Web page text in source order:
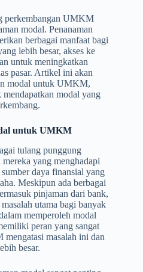
perkembangan UMKM
modal. Penanaman
berbagai manfaat bagi
lebih besar, akses ke
untuk meningkatkan
pasar. Artikel ini akan
modal untuk UMKM,
mendapatkan modal yang
untuk UMKM
tulang punggung
yang menghadapi
daya finansial yang
Meskipun ada berbagai
pinjaman dari bank,
utama bagi banyak
memperoleh modal
peran yang sangat
masalah ini dan
besar.